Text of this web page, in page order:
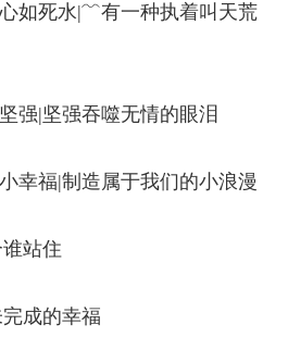
如死水|﹌有一种执着叫天荒
强|坚强吞噬无情的眼泪
幸福|制造属于我们的小浪漫
站住
成的幸福